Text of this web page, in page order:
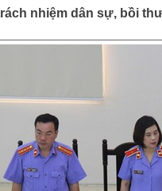
nhiệm dân sự, bồi